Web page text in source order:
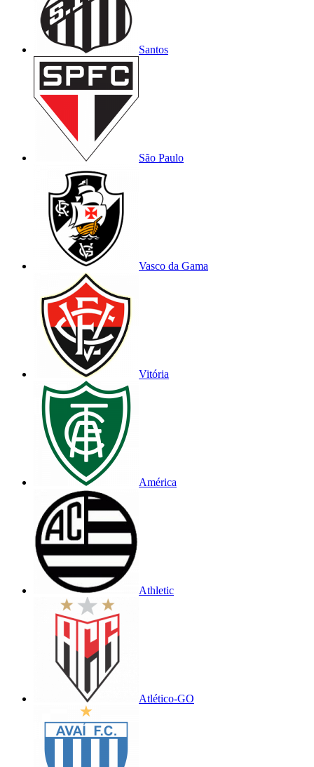
Santos
São Paulo
Vasco da Gama
Vitória
América
Athletic
Atlético-GO